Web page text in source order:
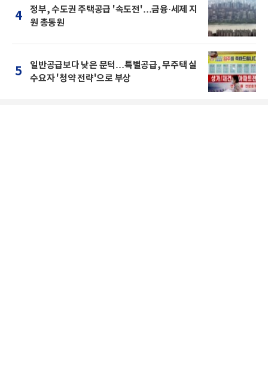
4
정부, 수도권 주택공급 '속도전'…금융·세제 지
원 총동원
5
일반공급보다 낮은 문턱…특별공급, 무주택 실
수요자 '청약 전략'으로 부상